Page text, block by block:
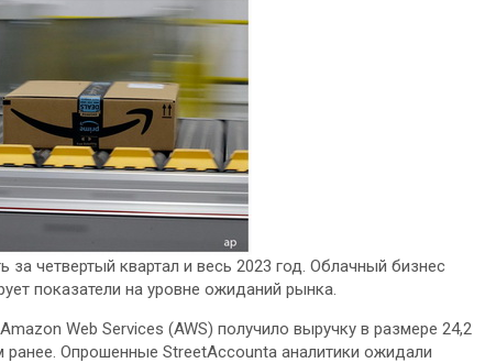
четвертый квартал и весь 2023 год. Облачный бизнес
показатели на уровне ожиданий рынка.
Web Services (AWS) получило выручку в размере 24,2
Опрошенные StreetAccountа аналитики ожидали